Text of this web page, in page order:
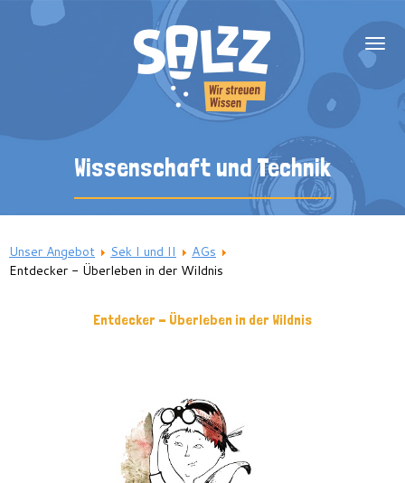
Über uns
Blog
SalzZ unterstützen
Ganztagsträger
Sek I und II
Feriencamp
Jobs
Kontakt
Wissenschaft und Technik
Unser Angebot Sek I und II
AGs
Entdecker - Überleben in der Wildnis
Entdecker - Überleben in der Wildnis